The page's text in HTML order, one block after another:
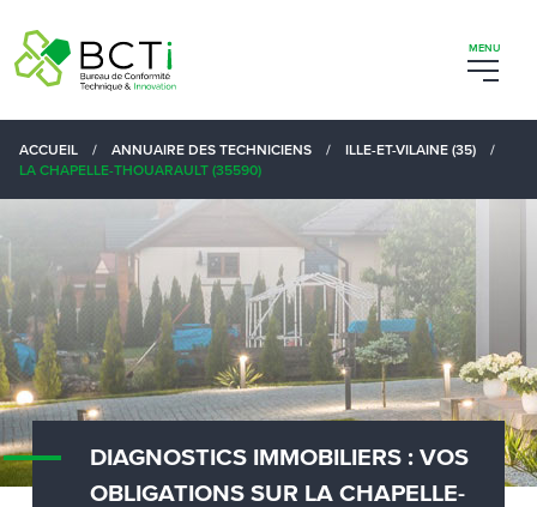
ACCUEIL / ANNUAIRE DES TECHNICIENS / ILLE-ET-VILAINE (35)
/
LA CHAPELLE-THOUARAULT (35590)
DIAGNOSTICS IMMOBILIERS : VOS
OBLIGATIONS SUR LA CHAPELLE-